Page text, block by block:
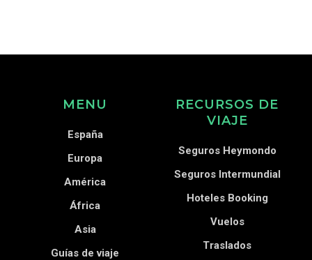
MENU
España
Europa
América
África
Asia
Guías de viaje
RECURSOS DE
VIAJE
Seguros Heymondo
Seguros Intermundial
Hoteles Booking
Vuelos
Traslados